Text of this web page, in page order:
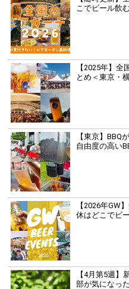
こでビール飲
【2025年】
とめ＜東京・
【東京】BBQ
自由度の高い
【2026年GW
休はどこでビ
【4月第5週
部が気になっ